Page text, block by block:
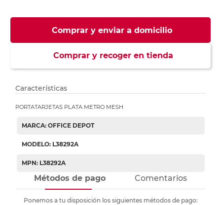
Comprar y enviar a domicilio
Comprar y recoger en tienda
Características
PORTATARJETAS PLATA METRO MESH
MARCA: OFFICE DEPOT
MODELO: L38292A
MPN: L38292A
Métodos de pago Comentarios
Ponemos a tu disposición los siguientes métodos de pago: